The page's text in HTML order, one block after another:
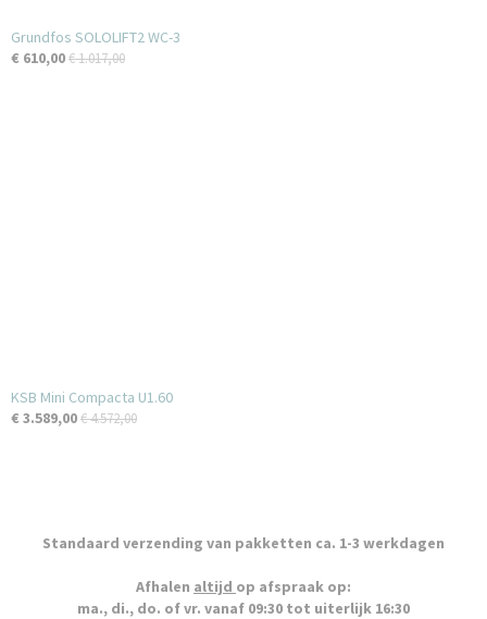
Grundfos SOLOLIFT2 WC-3
€ 610,00€ 1.017,00
KSB Mini Compacta U1.60
€ 3.589,00€ 4.572,00
Standaard verzending van pakketten ca. 1-3 werkdagen
Afhalen altijd op afspraak op:
ma., di., do. of vr. vanaf 09:30 tot uiterlijk 16:30